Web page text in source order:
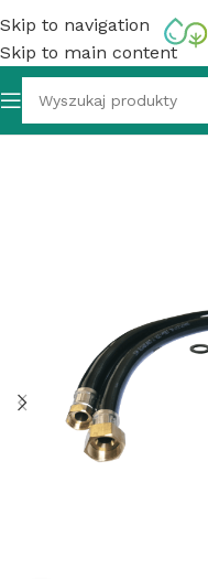
Skip to navigation
Skip to main content
(2 szt) do